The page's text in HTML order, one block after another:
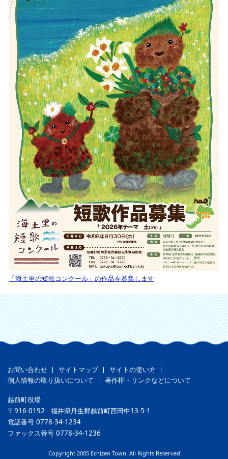
「海土里の短歌コンクール」の作品を募集します
お問い合わせ サイトマップ
サイトの使い方
個人情報の取り扱いについて
著作権・リンクなどについて
越前町役場
〒916-0192
福井県丹生郡越前町西田中13-5-1
電話番号 0778-34-1234
ファックス番号 0778-34-1236
Copyright 2005 Echizen Town. All Rights Reserved